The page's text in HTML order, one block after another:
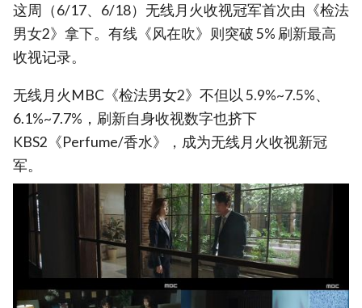
这周（6/17、6/18）无线月火收视冠军首次由《检法
男女2》拿下。有线《风在吹》则突破 5% 刷新最高
收视记录。
无线月火MBC《检法男女2》不但以 5.9%~7.5%、
6.1%~7.7%，刷新自身收视数字也挤下
KBS2《Perfume/香水》，成为无线月火收视新冠
军。